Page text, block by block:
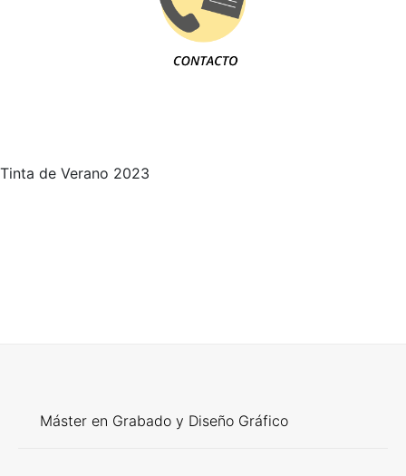
Tinta de Verano 2023
Máster en Grabado y Diseño Gráfico